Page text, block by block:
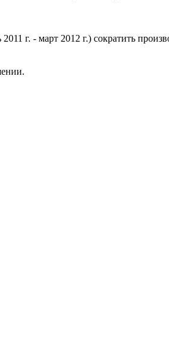
г. - март 2012 г.) сократить